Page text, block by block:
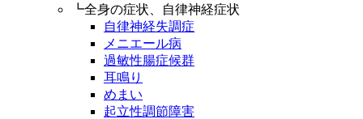
┗全身の症状、自律神経症状
自律神経失調症
メニエール病
過敏性腸症候群
耳鳴り
めまい
起立性調節障害